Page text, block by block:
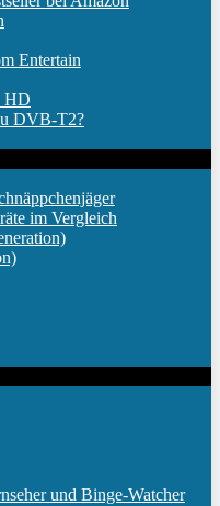
Entertain
HD
DVB-T2?
im Vergleich
und Binge-Watcher